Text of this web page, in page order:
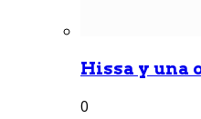
Hissa y una
0